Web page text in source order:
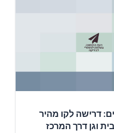
דרישה לקו מהיר
וגן דרך המרכז